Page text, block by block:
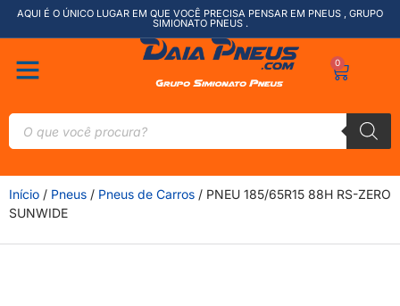
AQUI É O ÚNICO LUGAR EM QUE VOCÊ PRECISA PENSAR EM PNEUS , GRUPO
SIMIONATO PNEUS .
0
Início / Pneus / Pneus de Carros / PNEU 185/65R15 88H RS-ZERO
SUNWIDE